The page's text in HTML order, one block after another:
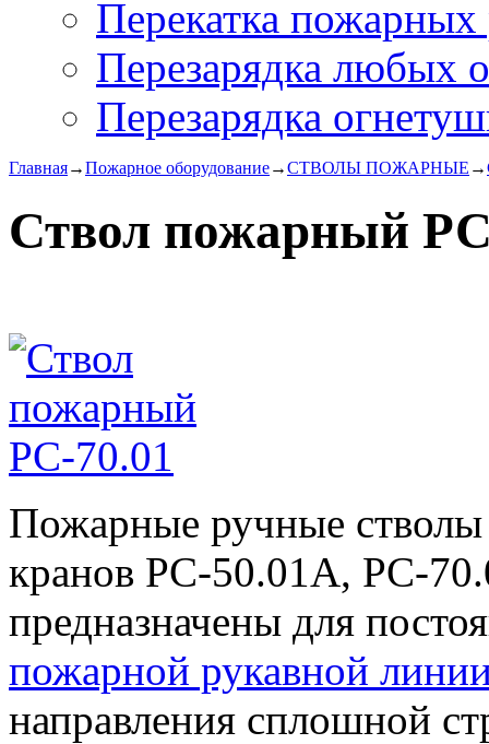
Перекатка пожарных
Перезарядка любых
Перезарядка
Главная→Пожарное оборудование→СТВОЛЫ ПОЖАРНЫЕ →
Ствол пожарный
Пожарные ручные
кранов РС-50.01А, РС-
предназначены для
пожарной рукавной
направления сплошной